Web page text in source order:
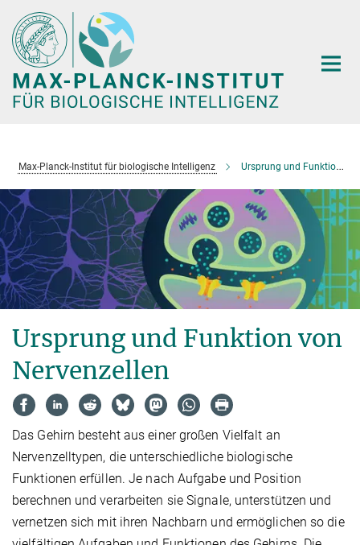
Hauptinhalt
Max-Planck-Institut für biologische Intelligenz Ursprung und Funktion von Nervenzellen
Ursprung und Funktion von
Nervenzellen
Das Gehirn besteht aus einer großen Vielfalt an
Nervenzelltypen, die unterschiedliche biologische
Funktionen erfüllen. Je nach Aufgabe und Position
berechnen und verarbeiten sie Signale, unterstützen und
vernetzen sich mit ihren Nachbarn und ermöglichen so die